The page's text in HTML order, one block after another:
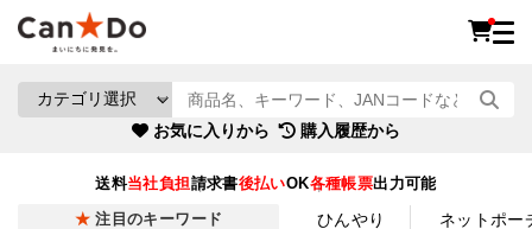
お気に入りから 購入履歴から
送料当社負担請求書後払いOK各種帳票出力可能
注目のキーワード ひんやり ネットポー